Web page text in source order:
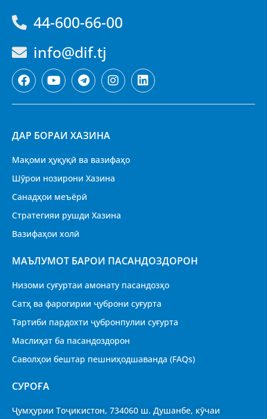
44-600-66-00
info@dif.tj
ДАР БОРАИ ХАЗИНА
Мақоми ҳуқуқӣ ва вазифаҳо
Шӯрои нозирони Хазина
Санадҳои меъёрӣ
Стратегияи рушди Хазина
Вазифаҳои холӣ
МАЪЛУМОТ БАРОИ ПАСАНДОЗДОРОН
Низоми суғуртаи амонату пасандозҳо
Сатҳ ва фарогирии ҷуброни суғурта
Тартиби пардохти ҷубронпулии суғурта
Маслиҳат ба пасандоздорон
Саволҳои бештар пешниҳодшаванда (FAQs)
CУРОҒА
Ҷумҳурии Тоҷикистон, 734060 ш. Душанбе, кӯчаи